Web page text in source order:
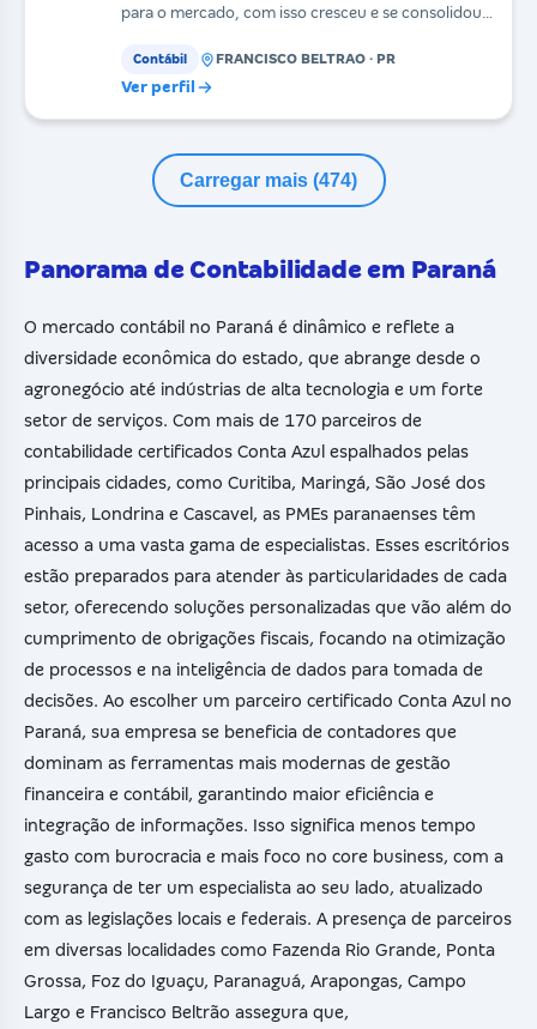
para o mercado, com isso cresceu e se consolidou
Contábil FRANCISCO BELTRAO · PR
Ver perfil
Carregar mais (474)
Panorama de Contabilidade em Paraná
O mercado contábil no Paraná é dinâmico e reflete a
diversidade econômica do estado, que abrange desde o
agronegócio até indústrias de alta tecnologia e um forte
setor de serviços. Com mais de 170 parceiros de
contabilidade certificados Conta Azul espalhados pelas
principais cidades, como Curitiba, Maringá, São José dos
Pinhais, Londrina e Cascavel, as PMEs paranaenses têm
acesso a uma vasta gama de especialistas. Esses escritórios
estão preparados para atender às particularidades de cada
setor, oferecendo soluções personalizadas que vão além do
cumprimento de obrigações fiscais, focando na otimização
de processos e na inteligência de dados para tomada de
decisões. Ao escolher um parceiro certificado Conta Azul no
Paraná, sua empresa se beneficia de contadores que
dominam as ferramentas mais modernas de gestão
financeira e contábil, garantindo maior eficiência e
integração de informações. Isso significa menos tempo
gasto com burocracia e mais foco no core business, com a
segurança de ter um especialista ao seu lado, atualizado
com as legislações locais e federais. A presença de parceiros
em diversas localidades como Fazenda Rio Grande, Ponta
Grossa, Foz do Iguaçu, Paranaguá, Arapongas, Campo
Largo e Francisco Beltrão assegura que,